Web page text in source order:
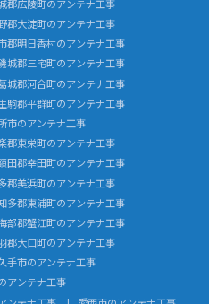
郡広陵町のアンテナ工事
郡大淀町のアンテナ工事
郡明日香村のアンテナ工事
城郡三宅町のアンテナ工事
城郡河合町のアンテナ工事
駒郡平群町のアンテナ工事
市のアンテナ工事
郡東栄町のアンテナ工事
田郡幸田町のアンテナ工事
郡美浜町のアンテナ工事
多郡東浦町のアンテナ工事
部郡蟹江町のアンテナ工事
郡大口町のアンテナ工事
手市のアンテナ工事
アンテナ工事